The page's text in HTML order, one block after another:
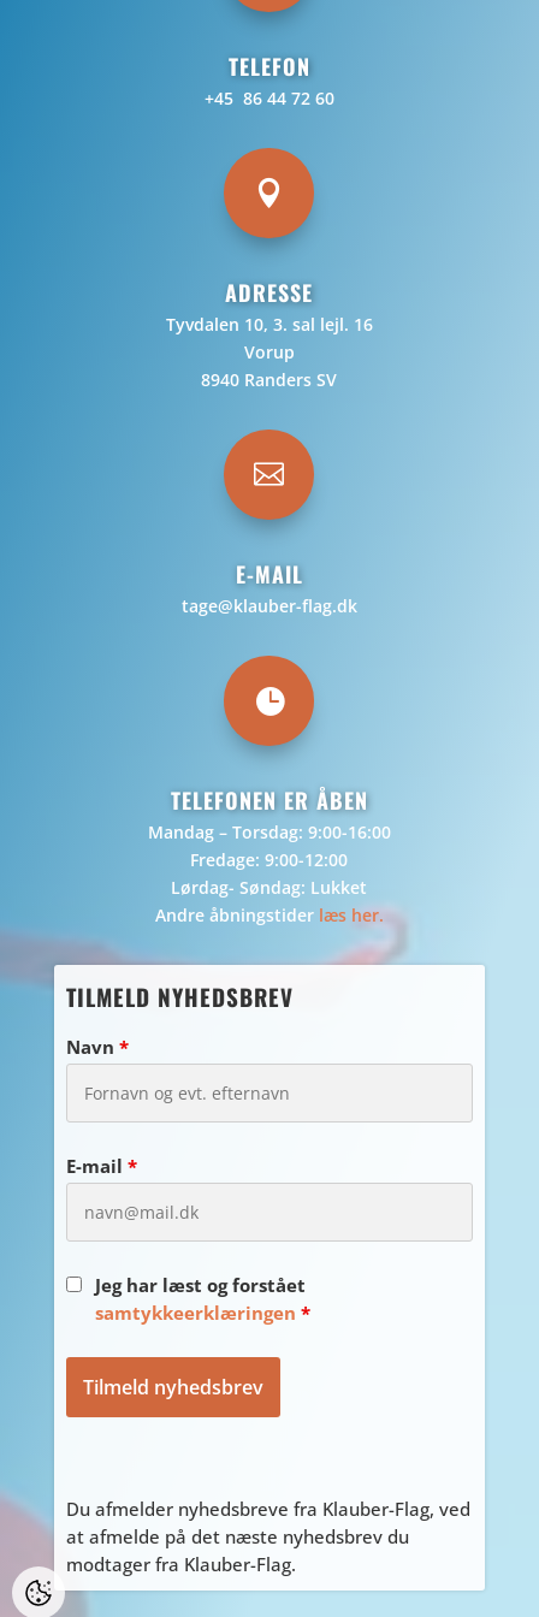
TELEFON
+45 86 44 72 60

ADRESSE
Tyvdalen 10, 3. sal lejl. 16
Vorup
8940 Randers SV

E-MAIL
tage@klauber-flag.dk

TELEFONEN ER ÅBEN
Mandag – Torsdag: 9:00-16:00
Fredage: 9:00-12:00
Lørdag- Søndag: Lukket
Andre åbningstider læs her.
TILMELD NYHEDSBREV
Navn *
E-mail *
Jeg har læst og forstået
samtykkeerklæringen *
Du afmelder nyhedsbreve fra Klauber-Flag, ved
at afmelde på det næste nyhedsbrev du
modtager fra Klauber-Flag.